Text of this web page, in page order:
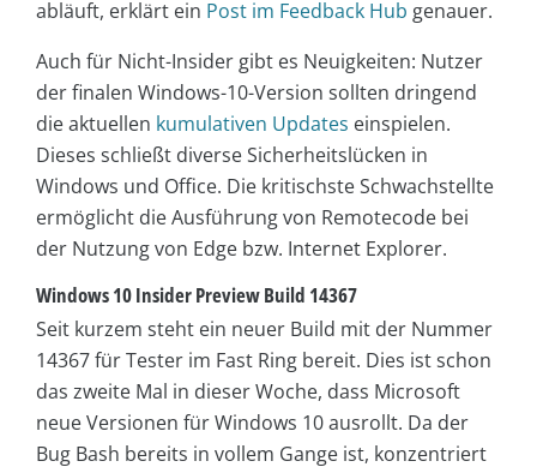
abläuft, erklärt ein Post im Feedback Hub genauer.
Auch für Nicht-Insider gibt es Neuigkeiten: Nutzer
der finalen Windows-10-Version sollten dringend
die aktuellen kumulativen Updates einspielen.
Dieses schließt diverse Sicherheitslücken in
Windows und Office. Die kritischste Schwachstellte
ermöglicht die Ausführung von Remotecode bei
der Nutzung von Edge bzw. Internet Explorer.
Windows 10 Insider Preview Build 14367
Seit kurzem steht ein neuer Build mit der Nummer
14367 für Tester im Fast Ring bereit. Dies ist schon
das zweite Mal in dieser Woche, dass Microsoft
neue Versionen für Windows 10 ausrollt. Da der
Bug Bash bereits in vollem Gange ist, konzentriert